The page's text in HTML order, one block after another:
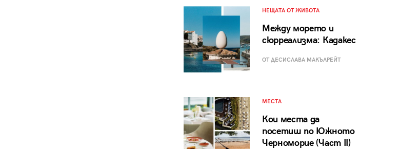
НЕЩАТА ОТ ЖИВОТА
Между морето и
сюрреализма: Кадакес
ОТ ДЕСИСЛАВА МАКЪЛРЕЙТ
МЕСТА
Кои места да
посетиш по Южното
Черноморие (Част II)